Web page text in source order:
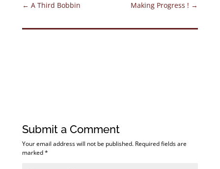
← A Third Bobbin Making Progress ! →
Submit a Comment
Your email address will not be published. Required fields are
marked*